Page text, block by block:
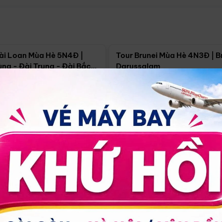
Loan Mùa Hè 5N4Đ |
- Đài Trung - Đài Bắc
18/09
Tour Brunei Mùa Hè 4N3Đ |
Darussalam
Hồ Chí Minh 4N3Đ
30/08 17/09 24/09
14.499.000đ Xem chi